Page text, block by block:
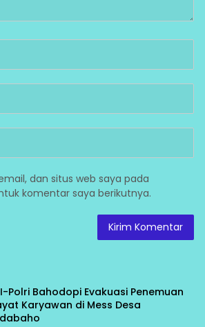
dan situs web saya pada
komentar saya berikutnya.
Polri Bahodopi Evakuasi Penemuan
Karyawan di Mess Desa